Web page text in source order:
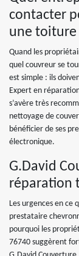
contacter
une toiture
Quand les
quel couvreur se
est simple : ils
Expert en
s’avère très
nettoyage de
bénéficier de ses
électronique.
G.David
réparation
Les urgences en ce
prestataire
pourquoi les
76740 suggèrent